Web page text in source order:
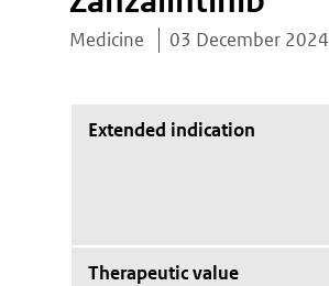
Medicine 03 December 2024
Extended indication
Therapeutic value